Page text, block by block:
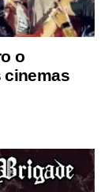
o
cinemas